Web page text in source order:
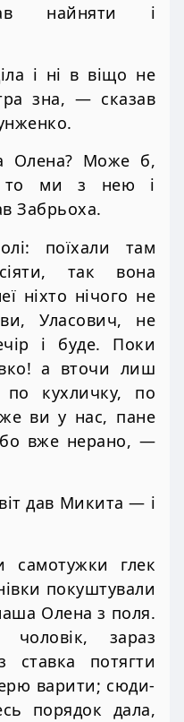
найняти і
і ні в віщо не
зна, — сказав
Може б,
то ми з нею і
Забрьоха.
поїхали там
так вона
ніхто нічого не
Уласович, не
і буде. Поки
а вточи лиш
кухличку, по
ви у нас, пане
бо вже нерано, —
дав Микита — і
самотужки глек
покуштували
Олена з поля.
зараз
ставка потягти
варити; сюди-
порядок дала,